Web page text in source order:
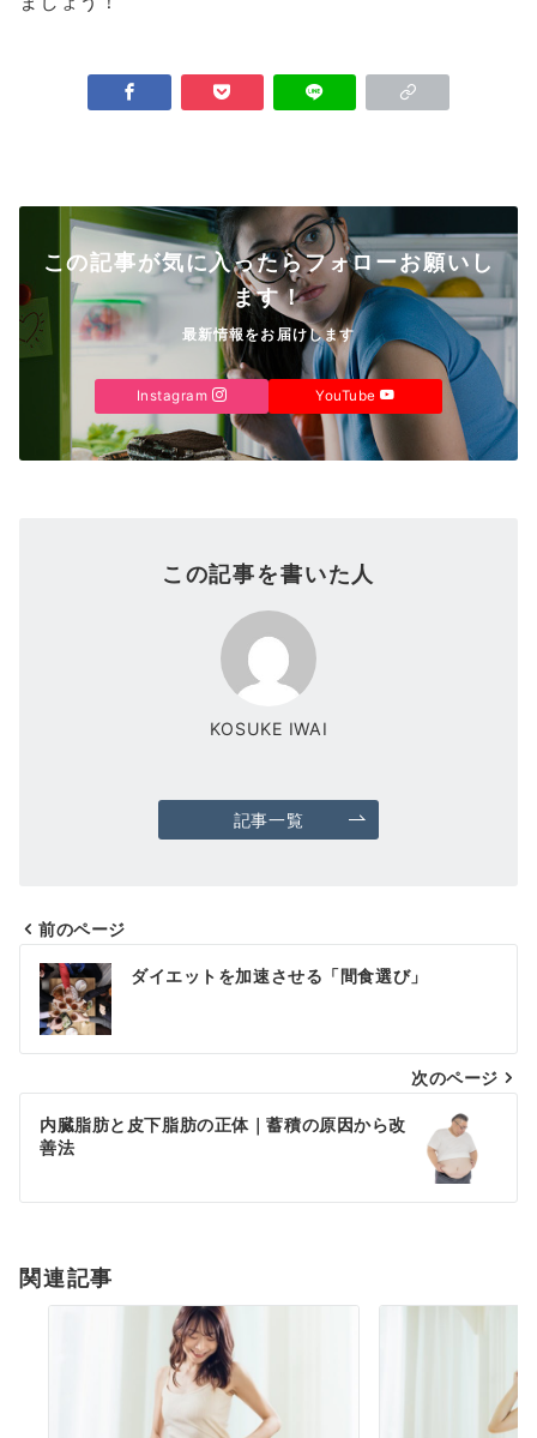
この記事が気に入ったらフォローお願いし
ます！
最新情報をお届けします
Instagram YouTube
この記事を書いた人
KOSUKE IWAI
記事一覧
投
稿
ナ
ビ
ゲ
ー
シ
ン
前のページ
ダイエットを加速させる「間食選び」
次のページ
内臓脂肪と皮下脂肪の正体｜蓄積の原因から改
善法
関連記事